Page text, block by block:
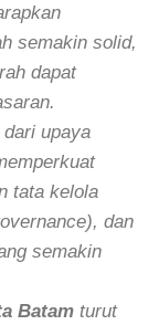
semakin solid,
dapat
upaya
tata kelola
dan
semakin
Batam turut